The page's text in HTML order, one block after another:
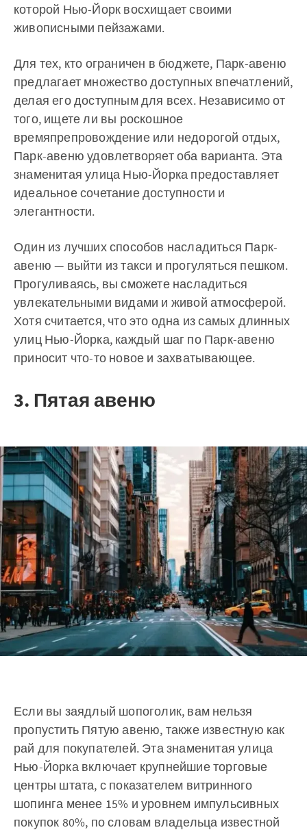
которой Нью-Йорк восхищает своими
живописными пейзажами.
Для тех, кто ограничен в бюджете, Парк-авеню
предлагает множество доступных впечатлений,
делая его доступным для всех. Независимо от
того, ищете ли вы роскошное
времяпрепровождение или недорогой отдых,
Парк-авеню удовлетворяет оба варианта. Эта
знаменитая улица Нью-Йорка предоставляет
идеальное сочетание доступности и
элегантности.
Один из лучших способов насладиться Парк-
авеню — выйти из такси и прогуляться пешком.
Прогуливаясь, вы сможете насладиться
увлекательными видами и живой атмосферой.
Хотя считается, что это одна из самых длинных
улиц Нью-Йорка, каждый шаг по Парк-авеню
приносит что-то новое и захватывающее.
3. Пятая авеню
Если вы заядлый шопоголик, вам нельзя
пропустить Пятую авеню, также известную как
рай для покупателей. Эта знаменитая улица
Нью-Йорка включает крупнейшие торговые
центры штата, с показателем витринного
шопинга менее 15% и уровнем импульсивных
покупок 80%, по словам владельца известной